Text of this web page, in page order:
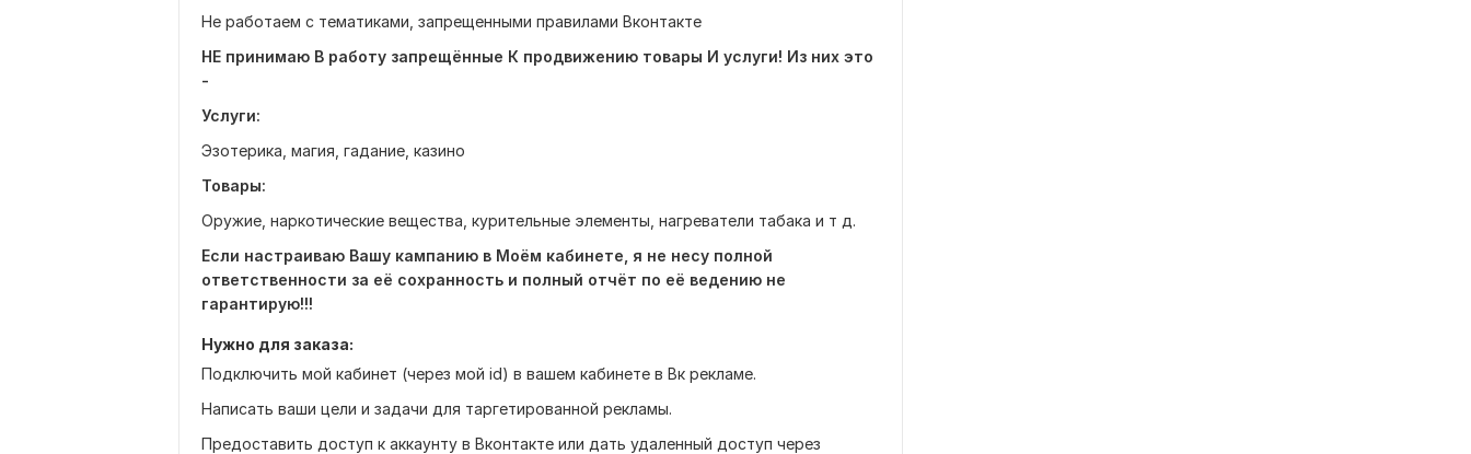
Не работаем с тематиками, запрещенными правилами Вконтакте
НЕ принимаю В работу запрещённые К продвижению товары И услуги! Из них это
-
Услуги:
Эзотерика, магия, гадание, казино
Товары:
Оружие, наркотические вещества, курительные элементы, нагреватели табака и т д.
Если настраиваю Вашу кампанию в Моём кабинете, я не несу полной
ответственности за её сохранность и полный отчёт по её ведению не
гарантирую!!!
Нужно для заказа:
Подключить мой кабинет (через мой id) в вашем кабинете в Вк рекламе.
Написать ваши цели и задачи для таргетированной рекламы.
Предоставить доступ к аккаунту в Вконтакте или дать удаленный доступ через